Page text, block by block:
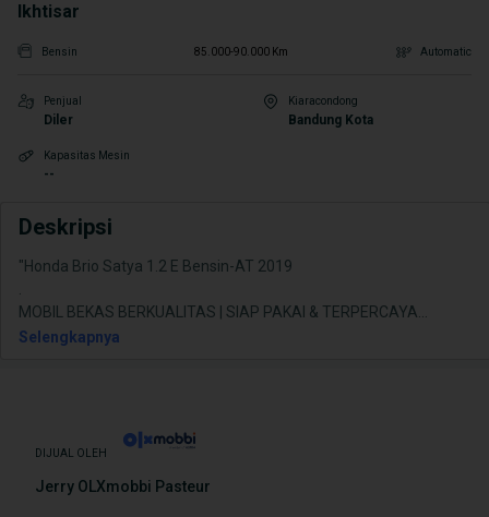
Ikhtisar
Bensin 85.000-90.000 Km Automatic
Penjual
Diler
Kiaracondong
Bandung Kota
Kapasitas Mesin
--
Deskripsi
"Honda Brio Satya 1.2 E Bensin-AT 2019
MOBIL BEKAS BERKUALITAS | SIAP PAKAI & TERPERCAYA
Selengkapnya
DIJUAL OLEH
Jerry OLXmobbi Pasteur